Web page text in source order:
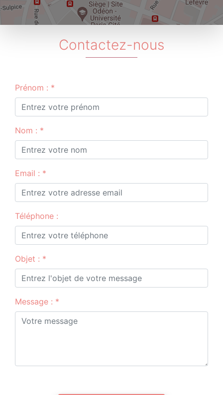
Contactez-nous
Prénom : *
Nom : *
Email : *
Téléphone :
Objet : *
Message : *